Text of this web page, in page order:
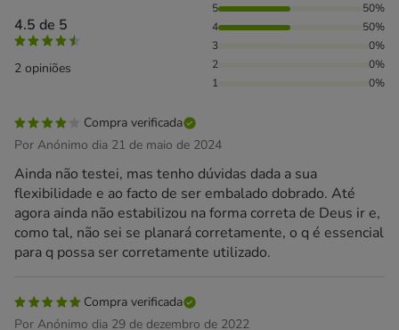
4.5 de 5
2 opiniões
50% das pessoas avaliaram com 5 estrelas, 50% das
5
50%
4
50%
3
0%
2
0%
1
0%
Compra verificada
Por Anónimo dia 21 de maio de 2024
Ainda não testei, mas tenho dúvidas dada a sua
flexibilidade e ao facto de ser embalado dobrado. Até
agora ainda não estabilizou na forma correta de Deus ir e,
como tal, não sei se planará corretamente, o q é essencial
para q possa ser corretamente utilizado.
Compra verificada
Por Anónimo dia 29 de dezembro de 2022